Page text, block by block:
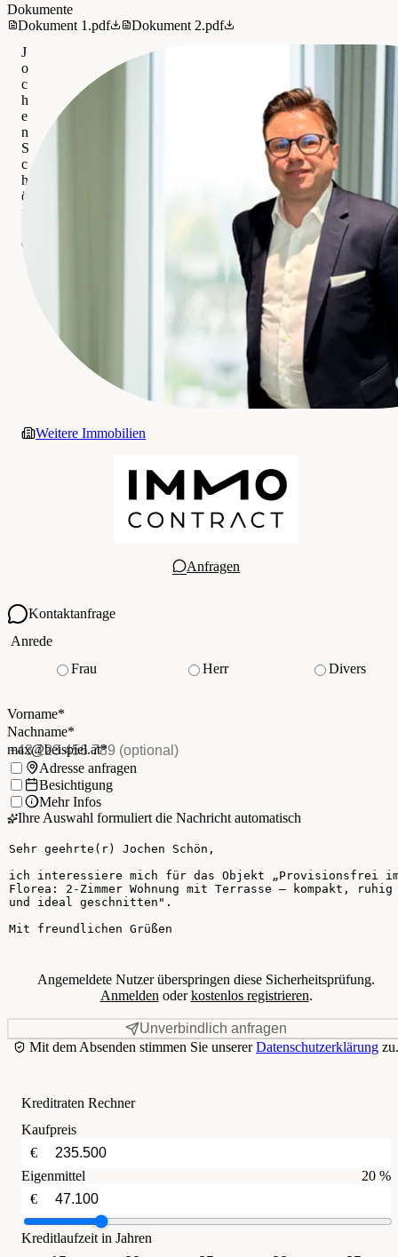
Dokumente
Dokument 1.pdf
Dokument 2.pdf
J
o
c
h
e
n
S
c
h
ö
n
IMMOcontract Immobilien Vermittlung GmbH
Gewerblich
Weitere Immobilien
Anfragen
Kontaktanfrage
Ihre Kontaktdaten
Anrede
Frau
Herr
Divers
Vorname*
Nachname
Nachname*
E-Mail*(Pflichtfeld)
max@beispiel.at*
Telefon(optional)
Ich möchte:Adresse anfragen
Besichtigung
Mehr Infos
Ihre Auswahl formuliert die Nachricht automatisch
Ihre Nachricht
Angemeldete Nutzer überspringen diese Sicherheitsprüfung.
Anmelden oderkostenlos registrieren.
Unverbindlich anfragen
Mit dem Absenden stimmen Sie unsererDatenschutzerklärung zu.
Kreditraten Rechner
Kaufpreis
€
Eigenmittel
20 %
€
Kreditlaufzeit in Jahren